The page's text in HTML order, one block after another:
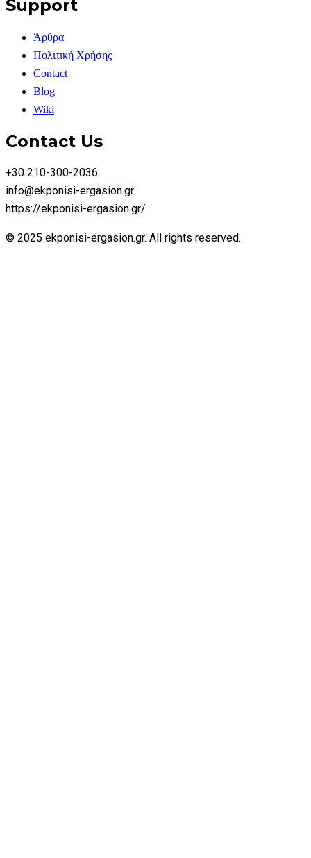
Support
Άρθρα
Πολιτική Χρήσης
Contact
Blog
Wiki
Contact Us
+30 210-300-2036
info@ekponisi-ergasion.gr
https://ekponisi-ergasion.gr/
© 2025 ekponisi-ergasion.gr. All rights reserved.